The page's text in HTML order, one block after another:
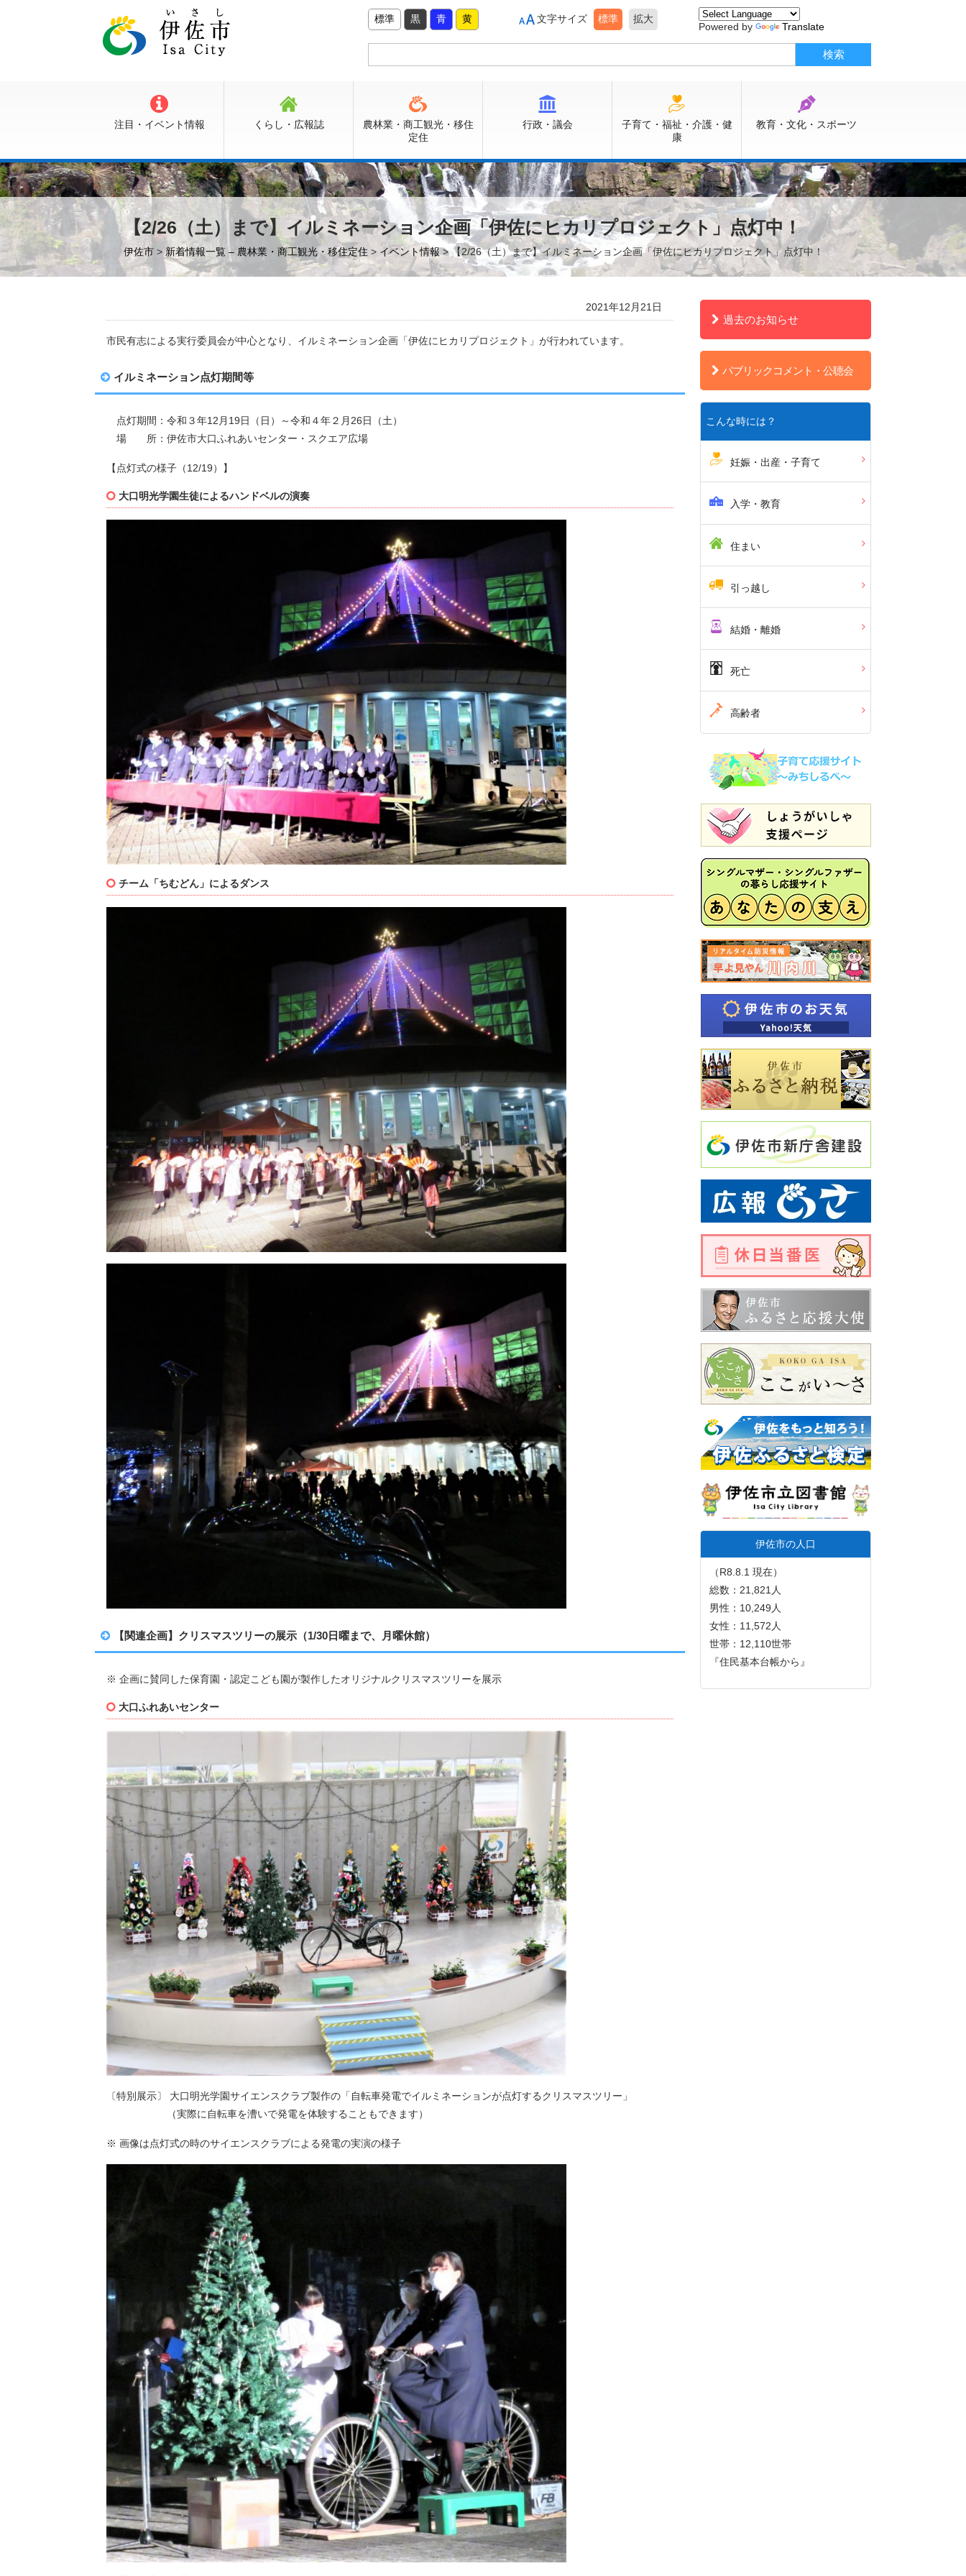
標準 黒 青 黄 文字サイズ 標準 拡大
Powered by Translate
注目・イベント情報 くらし・広報誌
農林業・商工観光・移住
定住
行政・議会
子育て・福祉・介護・健
康
教育・文化・スポーツ
【2/26（土）まで】イルミネーション企画「伊佐にヒカリプロジェクト」点灯中！
伊佐市 >新着情報一覧 – 農林業・商工観光・移住定住 > イベント情報 > 【2/26（土）まで】イルミネーション企画「伊佐にヒカリプロジェクト」点灯中！
2021年12月21日
市民有志による実行委員会が中心となり、イルミネーション企画「伊佐にヒカリプロジェクト」が行われています。
イルミネーション点灯期間等
点灯期間：令和３年12月19日（日）～令和４年２月26日（土）
場 所：伊佐市大口ふれあいセンター・スクエア広場
【点灯式の様子（12/19）】
大口明光学園生徒によるハンドベルの演奏
チーム「ちむどん」によるダンス
【関連企画】クリスマスツリーの展示（1/30日曜まで、月曜休館）
※ 企画に賛同した保育園・認定こども園が製作したオリジナルクリスマスツリーを展示
大口ふれあいセンター
〔特別展示〕 大口明光学園サイエンスクラブ製作の「自転車発電でイルミネーションが点灯するクリスマスツリー」
（実際に自転車を漕いで発電を体験することもできます）
※ 画像は点灯式の時のサイエンスクラブによる発電の実演の様子
過去のお知らせ
パブリックコメント・公聴会
こんな時には？
妊娠・出産・子育て
入学・教育
住まい
引っ越し
結婚・離婚
死亡
高齢者
伊佐市の人口
（R8.8.1 現在）
総数：21,821人
男性：10,249人
女性：11,572人
世帯：12,110世帯
『住民基本台帳から』